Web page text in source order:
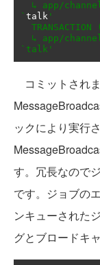
` talk '
`talk'
コミットされま
ックにより実行
す。冗長なので
です。ジョブの
ンキューされた
グとブロードキ